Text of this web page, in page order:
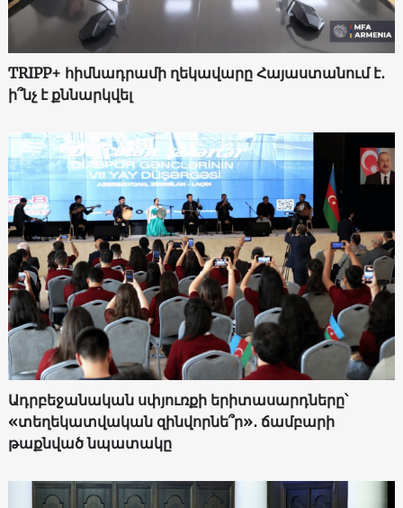
TRIPP+ հիմնադրամի ղեկավարը Հայաստանում է․
ի՞նչ է քննարկվել
Ադրբեջանական սփյուռքի երիտասարդները՝
«տեղեկատվական զինվորնե՞ր»․ ճամբարի
թաքնված նպատակը